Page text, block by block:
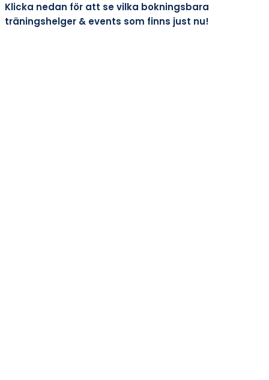
Klicka nedan för att se vilka bokningsbara
träningshelger & events som finns just nu!